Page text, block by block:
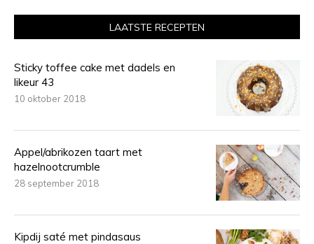
LAATSTE RECEPTEN
Sticky toffee cake met dadels en
likeur 43
10 oktober 2018
Appel/abrikozen taart met
hazelnootcrumble
28 september 2018
Kipdij saté met pindasaus